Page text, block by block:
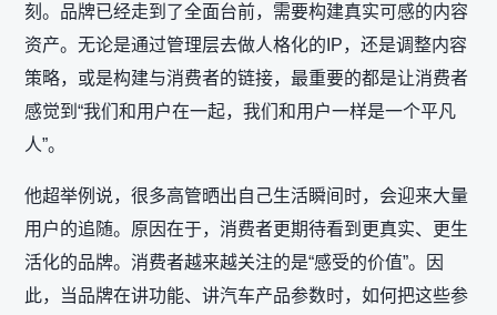
刻。品牌已经走到了全面台前，需要构建真实可感的内容
资产。无论是通过管理层去做人格化的IP，还是调整内容
策略，或是构建与消费者的链接，最重要的都是让消费者
感觉到“我们和用户在一起，我们和用户一样是一个平凡
人”。
他超举例说，很多高管晒出自己生活瞬间时，会迎来大量
用户的追随。原因在于，消费者更期待看到更真实、更生
活化的品牌。消费者越来越关注的是“感受的价值”。因
此，当品牌在讲功能、讲汽车产品参数时，如何把这些参